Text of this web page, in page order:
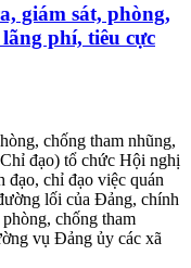
giám sát, phòng,
phí, tiêu cực
chống tham nhũng,
đạo) tổ chức Hội nghị
đạo, chỉ đạo việc quán
lối của Đảng, chính
chống tham
vụ Đảng ủy các xã